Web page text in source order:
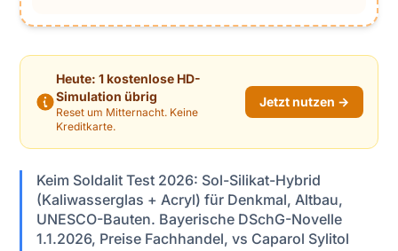
Heute: 1 kostenlose HD-
Simulation übrig
Reset um Mitternacht. Keine
Kreditkarte.
Jetzt nutzen →
Keim Soldalit Test 2026: Sol-Silikat-Hybrid
(Kaliwasserglas + Acryl) für Denkmal, Altbau,
UNESCO-Bauten. Bayerische DSchG-Novelle
1.1.2026, Preise Fachhandel, vs Caparol Sylitol